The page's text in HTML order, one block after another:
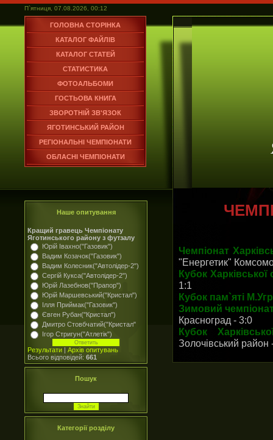
П`ятниця, 07.08.2026, 00:12
ГОЛОВНА СТОРІНКА
КАТАЛОГ ФАЙЛІВ
КАТАЛОГ СТАТЕЙ
СТАТИСТИКА
ФОТОАЛЬБОМИ
ГОСТЬОВА КНИГА
ЗВОРОТНІЙ ЗВ'ЯЗОК
ЯГОТИНСЬКИЙ РАЙОН
РЕГІОНАЛЬНІ ЧЕМПІОНАТИ
ОБЛАСНІ ЧЕМПІОНАТИ
Наше опитування
Кращий гравець Чемпіонату
Яготинського району з футзалу
Юрій Івахно("Газовик")
Вадим Козачок("Газовик")
Вадим Колесник("Автолідер-2")
Сергій Кукса("Автолідер-2")
Юрій Лазебнов("Прапор")
Юрій Маршевський("Кристал")
Ілля Приймак("Газовик")
Євген Рубан("Кристал")
Дмитро Стовбчатий("Кристал"
Ігор Стригун("Атлетік")
Результати | Архів опитувань
Всього відповідей: 661
Пошук
Категорії розділу
Чемпіонат
"Енергетик"
Кубок Харківської
1:1
Кубок пам`яті
Зимовий
Красноград - 3:0
Кубок
Золочівський район